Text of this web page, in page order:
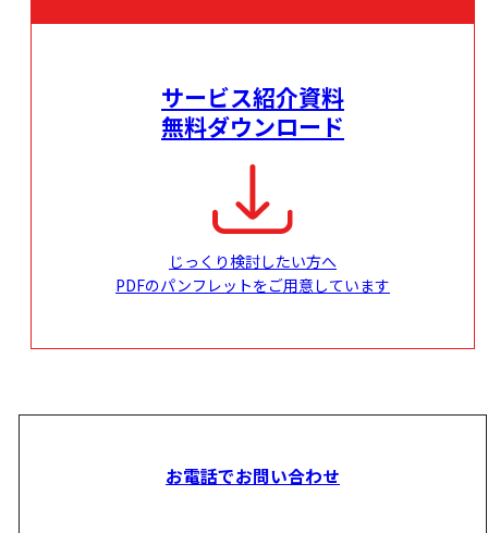
サービス紹介資料
無料ダウンロード
じっくり検討したい方へ
PDFのパンフレットをご用意しています
お電話でお問い合わせ